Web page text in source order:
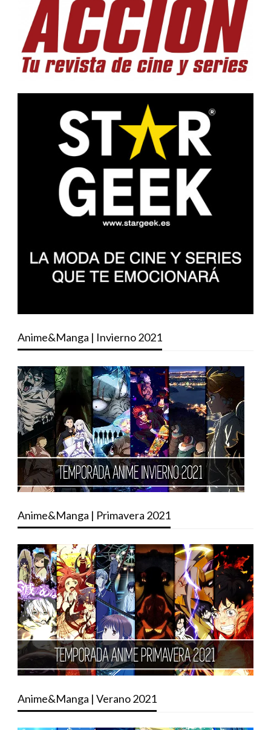
Anime&Manga | Invierno 2021
Anime&Manga | Primavera 2021
Anime&Manga | Verano 2021